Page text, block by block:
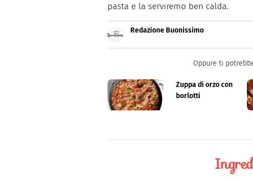
pasta e la serviremo ben calda.
Redazione Buonissimo
Buonissimo è il magazine di cucina
facili e spiegate passo passo.
Oppure ti
Zuppa di orzo con
borlotti